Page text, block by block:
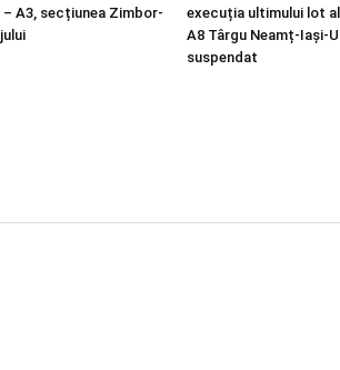
– A3, secțiunea Zimbor-
execuția ultimului lot
A8 Târgu Neamț-Iași-
suspendat